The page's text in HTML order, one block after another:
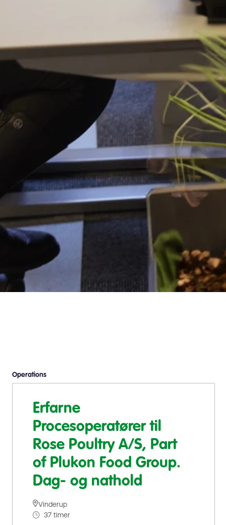
Operations
Erfarne
Procesoperatører til
Rose Poultry A/S, Part
of Plukon Food Group.
Dag- og nathold
Vinderup
37 timer